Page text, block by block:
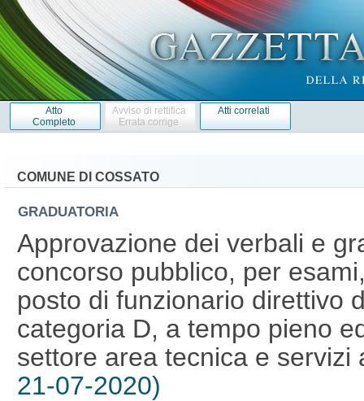
Atto
Completo
Avviso di rettifica
Errata corrige
Atti correlati
COMUNE DI COSSATO
GRADUATORIA
Approvazione dei verbali e
concorso pubblico, per
posto di funzionario direttivo
categoria D, a tempo pieno
settore area tecnica e
21-07-2020)